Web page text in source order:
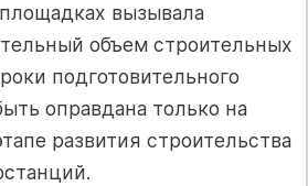
вызывала
объем строительных
подготовительного
оправдана только на
развития строительства